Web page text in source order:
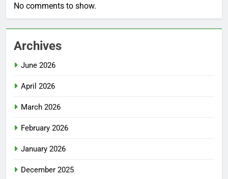
No comments to show.
Archives
June 2026
April 2026
March 2026
February 2026
January 2026
December 2025